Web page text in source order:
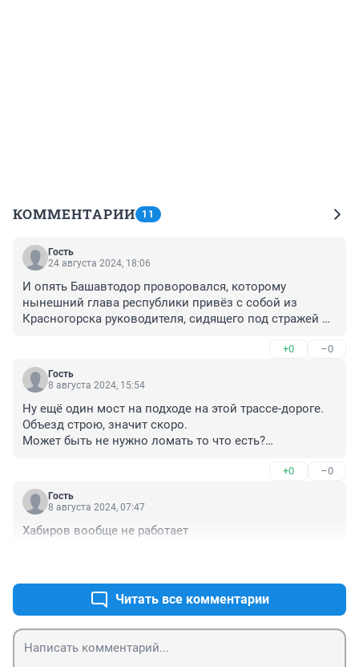
КОММЕНТАРИИ 11
Гость
24 августа 2024, 18:06
И опять Башавтодор проворовался, которому
нынешний глава республики привёз с собой из
Красногорска руководителя, сидящего под стражей
+0 –0
Гость
8 августа 2024, 15:54
Ну ещё один мост на подходе на этой трассе-дороге.
Объезд строю, значит скоро.
Может быть не нужно ломать то что есть?
+0 –0
Гость
8 августа 2024, 07:47
Хабиров вообще не работает
Читать все комментарии